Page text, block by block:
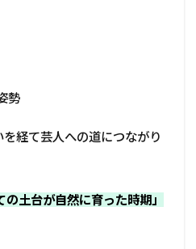
勢
経て芸人への道につながり
の土台が自然に育った時期」